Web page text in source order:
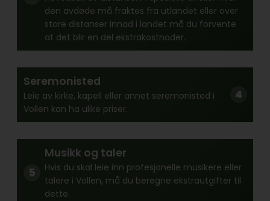
den avdøde må fraktes fra utlandet eller over
store distanser innad i landet må du forvente
at det blir en del ekstrakostnader.
Seremonisted
Leie av kirke, kapell eller annet seremonisted i
Vollen kan ha ulike priser.
Musikk og taler
Hvis du skal leie inn profesjonelle musikere eller
talere i Vollen, må du beregne ekstrautgifter til
dette.